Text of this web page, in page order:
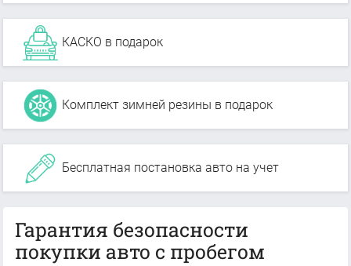
КАСКО в подарок
Комплект зимней резины в подарок
Бесплатная постановка авто на учет
Гарантия безопасности
покупки авто с пробегом